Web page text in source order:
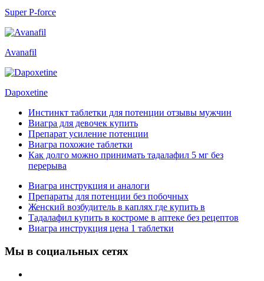
Super P-force
Avanafil
Dapoxetine
Инстинкт таблетки для потенции отзывы мужчин
Виагра для девочек купить
Препарат усиление потенции
Виагра похожие таблетки
Как долго можно принимать тадалафил 5 мг без
перерыва
Виагра инструкция и аналоги
Препараты для потенции без побочных
Женский возбудитель в каплях где купить в
Тадалафил купить в костроме в аптеке без рецептов
Виагра инструкция цена 1 таблетки
Мы в социальных сетях